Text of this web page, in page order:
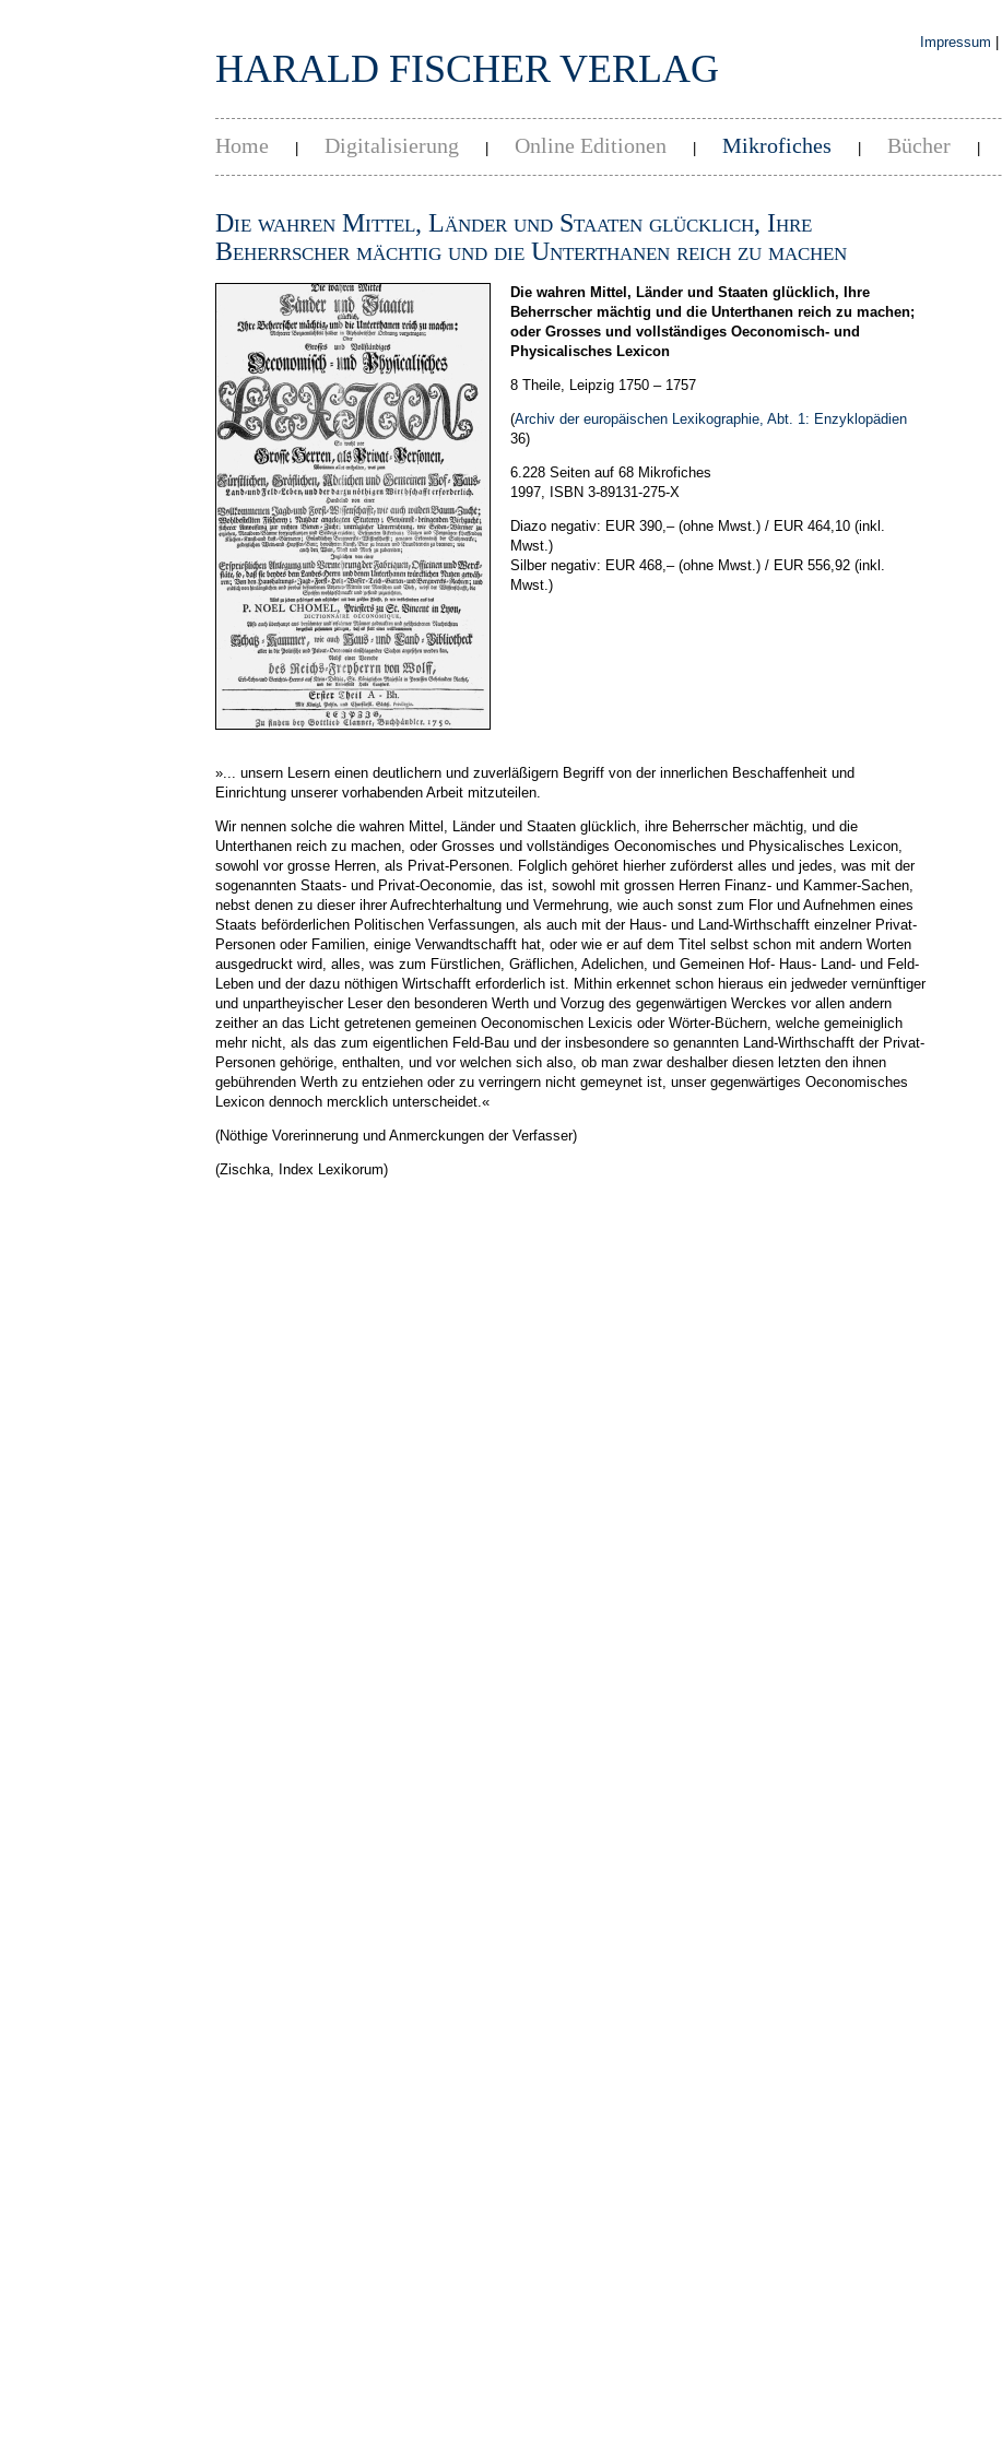
HARALD FISCHER VERLAG
Impressum
Home Digitalisierung Online Editionen Mikrofiches Bücher
Die wahren Mittel, Länder und Staaten glücklich, Ihre
Beherrscher mächtig und die Unterthanen reich zu machen
Die wahren Mittel, Länder und Staaten glücklich, Ihre
Beherrscher mächtig und die Unterthanen reich zu machen;
oder Grosses und vollständiges Oeconomisch- und
Physicalisches Lexicon
8 Theile, Leipzig 1750 – 1757
(Archiv der europäischen Lexikographie, Abt. 1: Enzyklopädien
36)
6.228 Seiten auf 68 Mikrofiches
1997, ISBN 3-89131-275-X
Diazo negativ: EUR 390,– (ohne Mwst.) / EUR 464,10 (inkl.
Mwst.)
Silber negativ: EUR 468,– (ohne Mwst.) / EUR 556,92 (inkl.
Mwst.)
»... unsern Lesern einen deutlichern und zuverläßigern Begriff von der innerlichen Beschaffenheit und
Einrichtung unserer vorhabenden Arbeit mitzuteilen.
Wir nennen solche die wahren Mittel, Länder und Staaten glücklich, ihre Beherrscher mächtig, und die
Unterthanen reich zu machen, oder Grosses und vollständiges Oeconomisches und Physicalisches Lexicon,
sowohl vor grosse Herren, als Privat-Personen. Folglich gehöret hierher zuförderst alles und jedes, was mit der
sogenannten Staats- und Privat-Oeconomie, das ist, sowohl mit grossen Herren Finanz- und Kammer-Sachen,
nebst denen zu dieser ihrer Aufrechterhaltung und Vermehrung, wie auch sonst zum Flor und Aufnehmen eines
Staats beförderlichen Politischen Verfassungen, als auch mit der Haus- und Land-Wirthschafft einzelner Privat-
Personen oder Familien, einige Verwandtschafft hat, oder wie er auf dem Titel selbst schon mit andern Worten
ausgedruckt wird, alles, was zum Fürstlichen, Gräflichen, Adelichen, und Gemeinen Hof- Haus- Land- und Feld-
Leben und der dazu nöthigen Wirtschafft erforderlich ist. Mithin erkennet schon hieraus ein jedweder vernünftiger
und unpartheyischer Leser den besonderen Werth und Vorzug des gegenwärtigen Werckes vor allen andern
zeither an das Licht getretenen gemeinen Oeconomischen Lexicis oder Wörter-Büchern, welche gemeiniglich
mehr nicht, als das zum eigentlichen Feld-Bau und der insbesondere so genannten Land-Wirthschafft der Privat-
Personen gehörige, enthalten, und vor welchen sich also, ob man zwar deshalber diesen letzten den ihnen
gebührenden Werth zu entziehen oder zu verringern nicht gemeynet ist, unser gegenwärtiges Oeconomisches
Lexicon dennoch mercklich unterscheidet.«
(Nöthige Vorerinnerung und Anmerckungen der Verfasser)
(Zischka, Index Lexikorum)